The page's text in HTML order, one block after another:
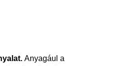
Anyagául a